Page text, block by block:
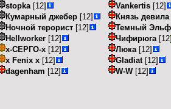
stopka [12]
Кумарный джебер [12]
Ночной терорист [12]
Hellworker [12]
х-СЕРГО-х [12]
x Fenix x [12]
dagenham [12]
Vankertis [12]
Князь девила
Темный Эльф
Чифирюга [12]
Люка [12]
Gladiat [12]
W-W[12]